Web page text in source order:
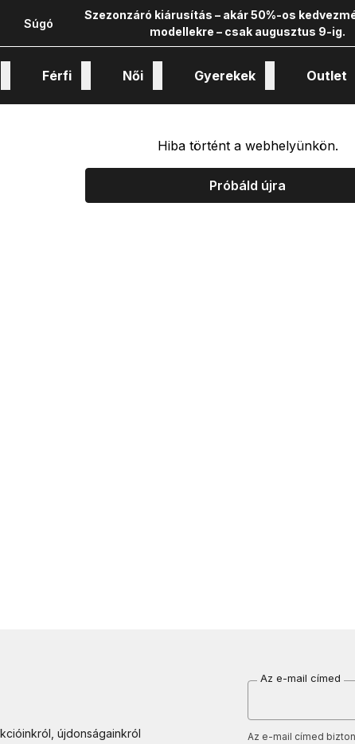
Súgó
Szezonzáró kiárusítás – akár 50%-os
modellekre – csak augusztus 9-ig.
Férfi Női Gyerekek Outlet
Hiba történt a webhelyünkön.
Próbáld újra
újdonságainkról
Az e-mail címed
Az e-mail címed